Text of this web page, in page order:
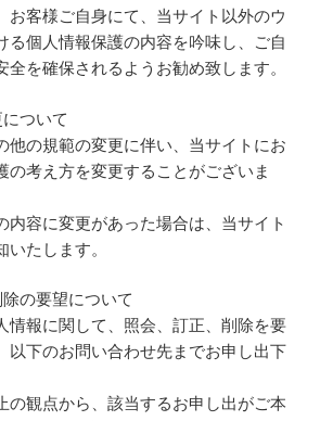
お客様ご自身にて、当サイト以外のウ
る個人情報保護の内容を吟味し、ご自
全を確保されるようお勧め致します。
ついて
他の規範の変更に伴い、当サイトにお
の考え方を変更することがございま
内容に変更があった場合は、当サイト
いたします。
の要望について
情報に関して、照会、訂正、削除を要
以下のお問い合わせ先までお申し出下
の観点から、該当するお申し出がご本